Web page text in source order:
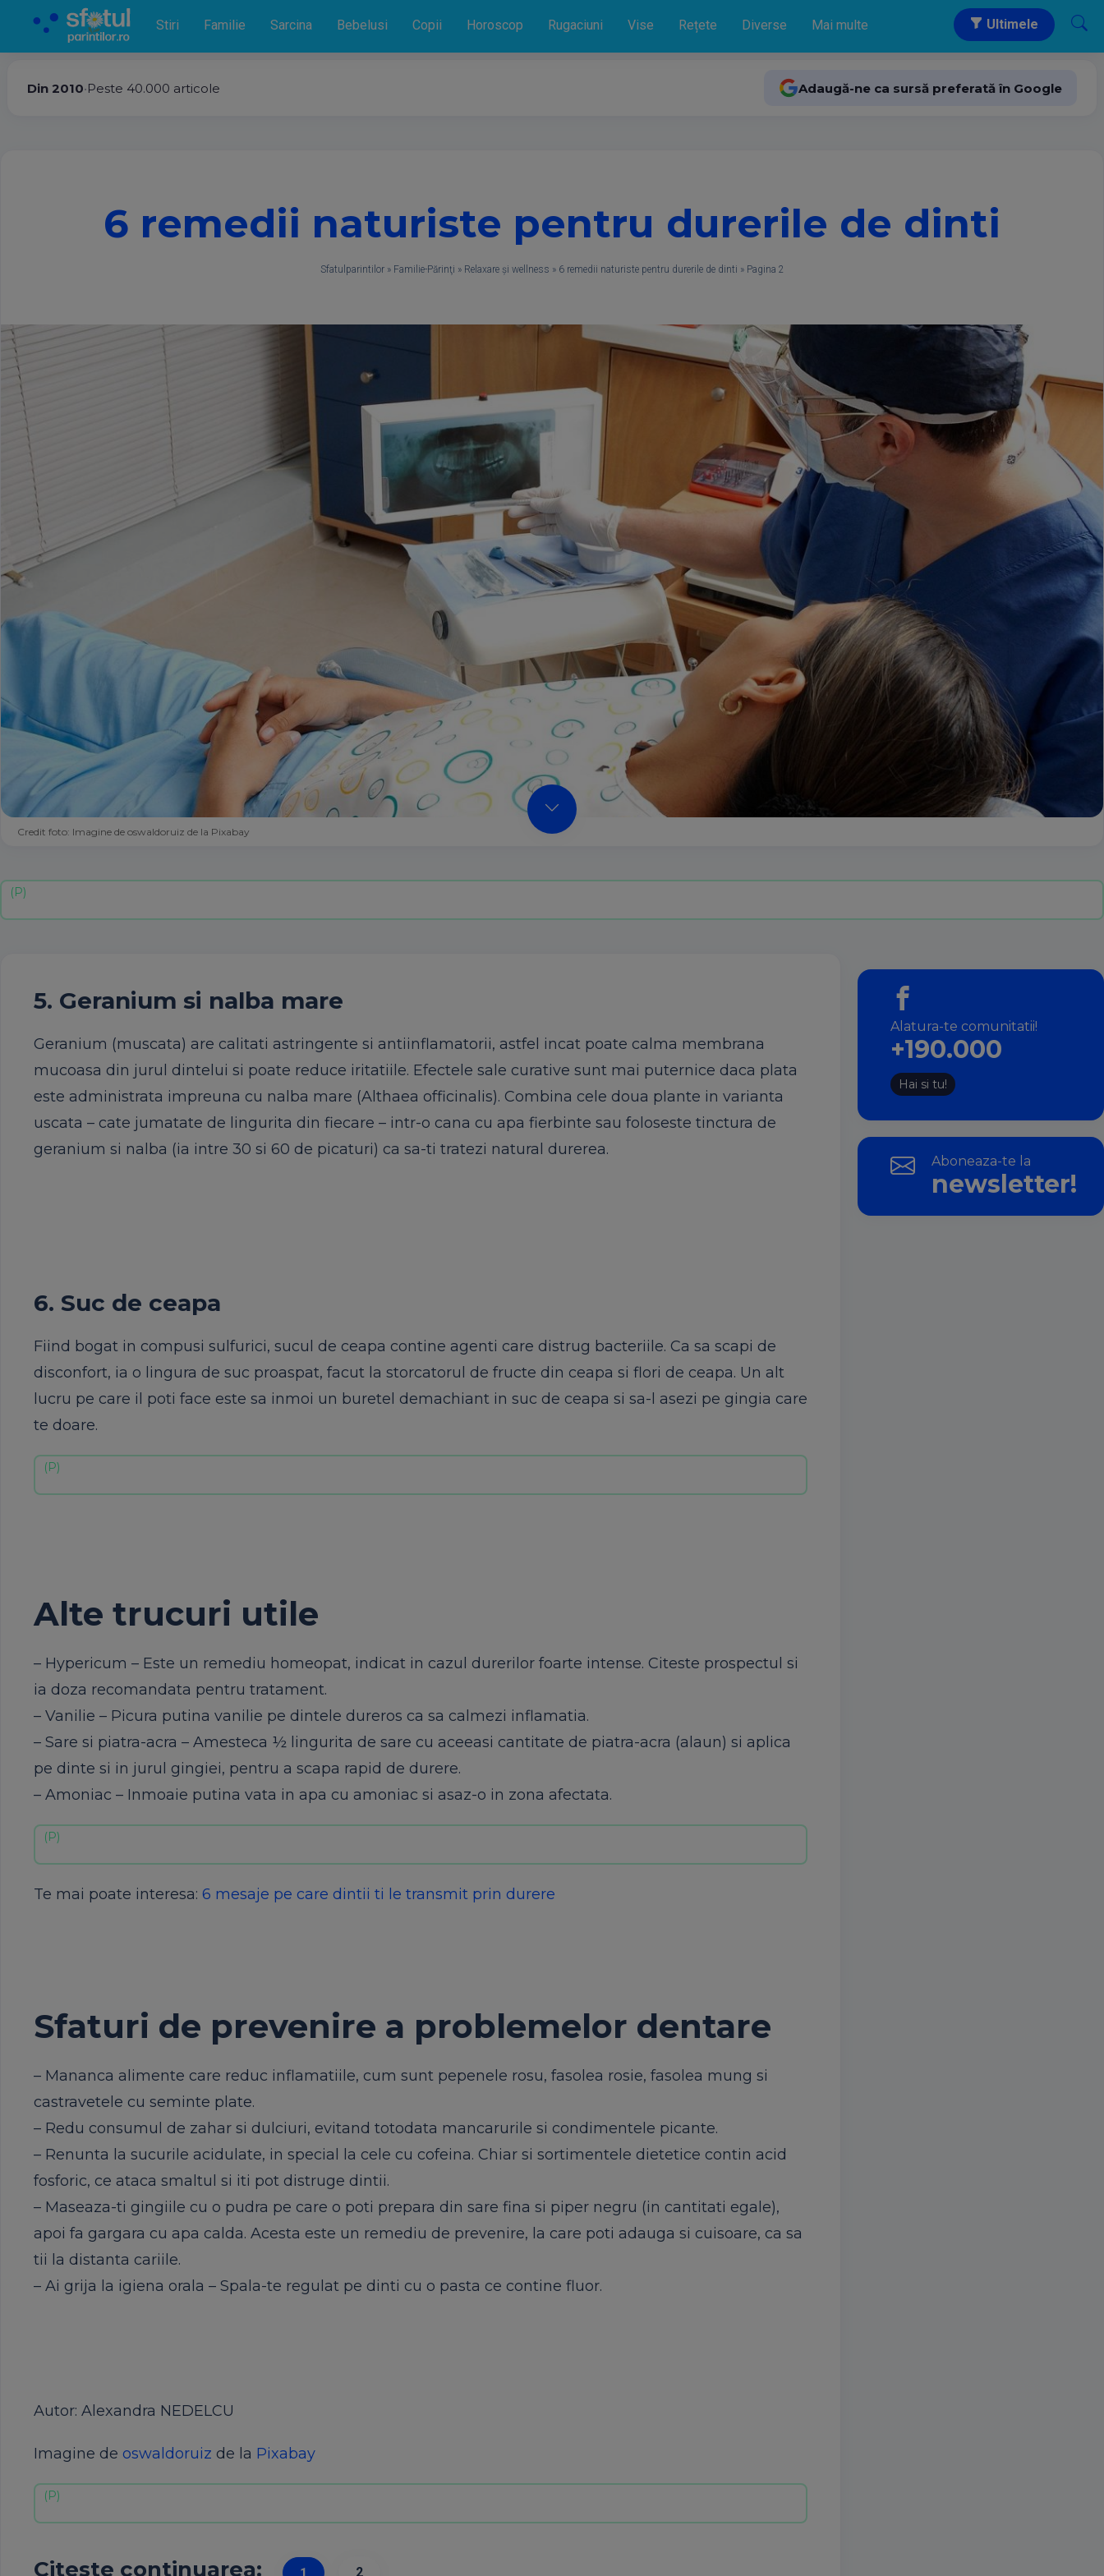
Stiri Familie Sarcina Bebelusi Copii Horoscop Rugaciuni Vise Rețete Diverse Mai multe Ultimele
Din 2010•Peste 40.000 articole Adaugă-ne ca sursă preferată în Google
6 remedii naturiste pentru durerile de dinti
Sfatulparintilor» Familie-Părinţi » Relaxare și wellness » 6 remedii naturiste pentru durerile de dinti » Pagina 2
Credit foto: Imagine de oswaldoruiz de la Pixabay
5. Geranium si nalba mare
Geranium (muscata) are calitati astringente si antiinflamatorii, astfel incat poate calma membrana
mucoasa din jurul dintelui si poate reduce iritatiile. Efectele sale curative sunt mai puternice daca plata
este administrata impreuna cu nalba mare (Althaea officinalis). Combina cele doua plante in varianta
uscata – cate jumatate de lingurita din fiecare – intr-o cana cu apa fierbinte sau foloseste tinctura de
geranium si nalba (ia intre 30 si 60 de picaturi) ca sa-ti tratezi natural durerea.
6. Suc de ceapa
Fiind bogat in compusi sulfurici, sucul de ceapa contine agenti care distrug bacteriile. Ca sa scapi de
disconfort, ia o lingura de suc proaspat, facut la storcatorul de fructe din ceapa si flori de ceapa. Un alt
lucru pe care il poti face este sa inmoi un buretel demachiant in suc de ceapa si sa-l asezi pe gingia care
te doare.
Alte trucuri utile
– Hypericum – Este un remediu homeopat, indicat in cazul durerilor foarte intense. Citeste prospectul si
ia doza recomandata pentru tratament.
– Vanilie – Picura putina vanilie pe dintele dureros ca sa calmezi inflamatia.
– Sare si piatra-acra – Amesteca ½ lingurita de sare cu aceeasi cantitate de piatra-acra (alaun) si aplica
pe dinte si in jurul gingiei, pentru a scapa rapid de durere.
– Amoniac – Inmoaie putina vata in apa cu amoniac si asaz-o in zona afectata.
Te mai poate interesa: 6 mesaje pe care dintii ti le transmit prin durere
Sfaturi de prevenire a problemelor dentare
– Mananca alimente care reduc inflamatiile, cum sunt pepenele rosu, fasolea rosie, fasolea mung si
castravetele cu seminte plate.
– Redu consumul de zahar si dulciuri, evitand totodata mancarurile si condimentele picante.
– Renunta la sucurile acidulate, in special la cele cu cofeina. Chiar si sortimentele dietetice contin acid
fosforic, ce ataca smaltul si iti pot distruge dintii.
– Maseaza-ti gingiile cu o pudra pe care o poti prepara din sare fina si piper negru (in cantitati egale),
apoi fa gargara cu apa calda. Acesta este un remediu de prevenire, la care poti adauga si cuisoare, ca sa
tii la distanta cariile.
– Ai grija la igiena orala – Spala-te regulat pe dinti cu o pasta ce contine fluor.
Autor: Alexandra NEDELCU
Imagine de oswaldoruiz de la Pixabay
Citeste continuarea: 2
Alatura-te comunitatii!
+190.000
Hai si tu!
Aboneaza-te la
newsletter!